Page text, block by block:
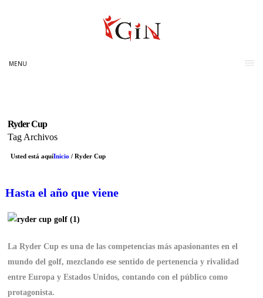
MENU
Ryder Cup
Tag Archivos
Usted está aquíInicio /Ryder Cup
Hasta el año que viene
La Ryder Cup es una de las competencias más apasionantes en el
mundo del golf, mezclando ese sentido de pertenencia y rivalidad
entre Europa y Estados Unidos, contando con el público como
protagonista.